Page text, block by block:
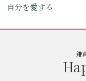
自分を愛する
鎌